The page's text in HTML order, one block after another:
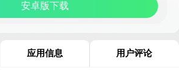
安卓版下载
应用信息 用户评论